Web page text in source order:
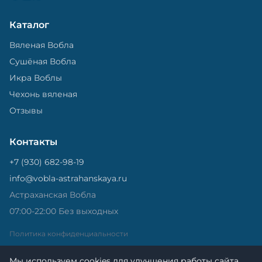
Каталог
Вяленая Вобла
Сушёная Вобла
Икра Воблы
Чехонь вяленая
Отзывы
Контакты
+7 (930) 682-98-19
info@vobla-astrahanskaya.ru
Астраханская Вобла
07:00-22:00 Без выходных
Политика конфиденциальности